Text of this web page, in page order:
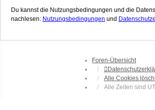
Du kannst die Nutzungsbedingungen und die
nachlesen: Nutzungsbedingungen und
Foren-Übersicht
Alle Cookies
Alle Zeiten sind